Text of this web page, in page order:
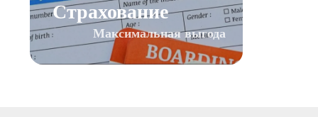
Страхование
Максимальная выгода